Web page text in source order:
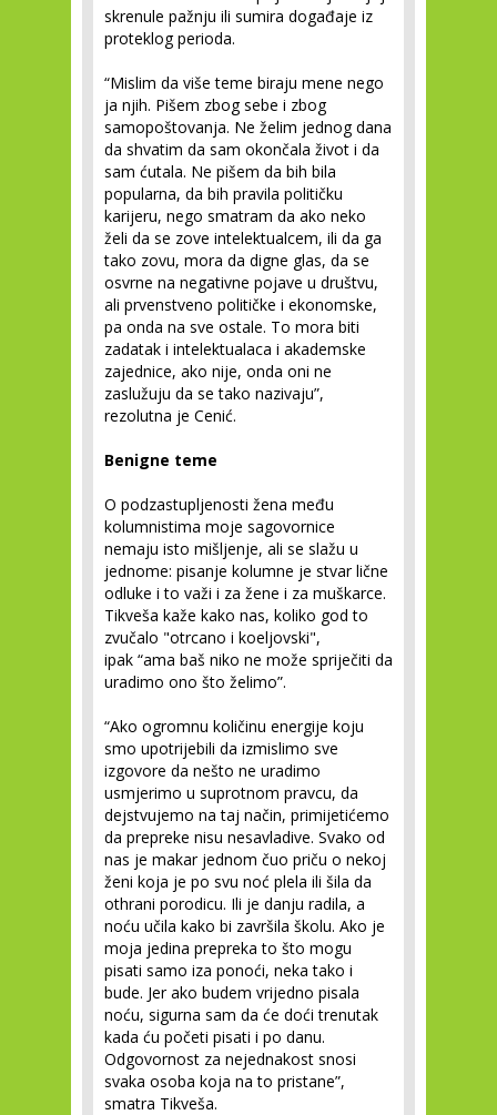
skrenule pažnju ili sumira događaje iz
proteklog perioda.
“Mislim da više teme biraju mene nego
ja njih. Pišem zbog sebe i zbog
samopoštovanja. Ne želim jednog dana
da shvatim da sam okončala život i da
sam ćutala. Ne pišem da bih bila
popularna, da bih pravila političku
karijeru, nego smatram da ako neko
želi da se zove intelektualcem, ili da ga
tako zovu, mora da digne glas, da se
osvrne na negativne pojave u društvu,
ali prvenstveno političke i ekonomske,
pa onda na sve ostale. To mora biti
zadatak i intelektualaca i akademske
zajednice, ako nije, onda oni ne
zaslužuju da se tako nazivaju”,
rezolutna je Cenić.
Benigne teme
O podzastupljenosti žena među
kolumnistima moje sagovornice
nemaju isto mišljenje, ali se slažu u
jednome: pisanje kolumne je stvar lične
odluke i to važi i za žene i za muškarce.
Tikveša kaže kako nas, koliko god to
zvučalo "otrcano i koeljovski",
ipak “ama baš niko ne može spriječiti da
uradimo ono što želimo”.
“Ako ogromnu količinu energije koju
smo upotrijebili da izmislimo sve
izgovore da nešto ne uradimo
usmjerimo u suprotnom pravcu, da
dejstvujemo na taj način, primijetićemo
da prepreke nisu nesavladive. Svako od
nas je makar jednom čuo priču o nekoj
ženi koja je po svu noć plela ili šila da
othrani porodicu. Ili je danju radila, a
noću učila kako bi završila školu. Ako je
moja jedina prepreka to što mogu
pisati samo iza ponoći, neka tako i
bude. Jer ako budem vrijedno pisala
noću, sigurna sam da će doći trenutak
kada ću početi pisati i po danu.
Odgovornost za nejednakost snosi
svaka osoba koja na to pristane”,
smatra Tikveša.